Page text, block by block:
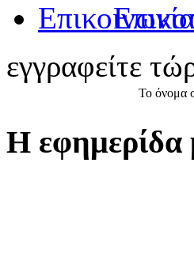
εγγραφείτε
Το όνομα
Η εφημερίδα